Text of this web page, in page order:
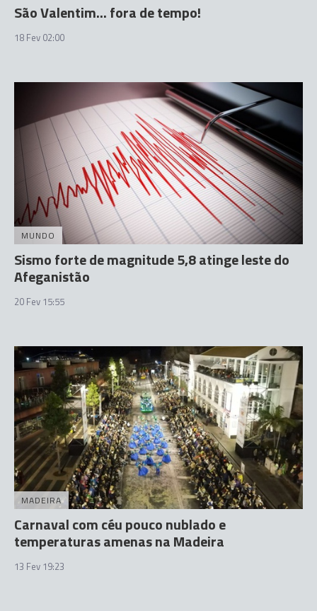
São Valentim... fora de tempo!
18 Fev 02:00
MUNDO
Sismo forte de magnitude 5,8 atinge leste do
Afeganistão
20 Fev 15:55
MADEIRA
Carnaval com céu pouco nublado e
temperaturas amenas na Madeira
13 Fev 19:23